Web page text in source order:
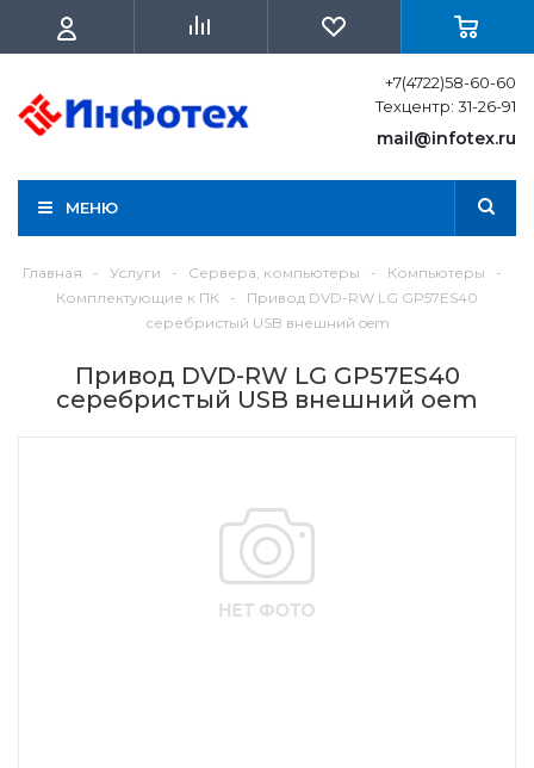
+7(4722)58-60-60
Техцентр: 31-26-91
mail@infotex.ru
МЕНЮ
Главная - Услуги - Сервера, компьютеры - Компьютеры
-
Комплектующие к ПК
-
Привод DVD-RW LG GP57ES40
серебристый USB внешний oem
Привод DVD-RW LG GP57ES40
серебристый USB внешний oem